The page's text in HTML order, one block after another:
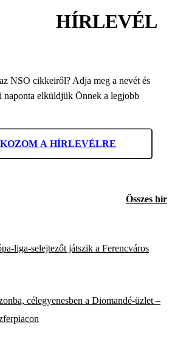
HÍRLEVÉL
NSO cikkeiről? Adja meg a nevét és
naponta elküldjük Önnek a legjobb
A HÍRLEVÉLRE
Összes hír
liga-selejtezőt játszik a Ferencváros
célegyenesben a Diomandé-üzlet –